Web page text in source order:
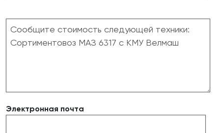
Электронная почта